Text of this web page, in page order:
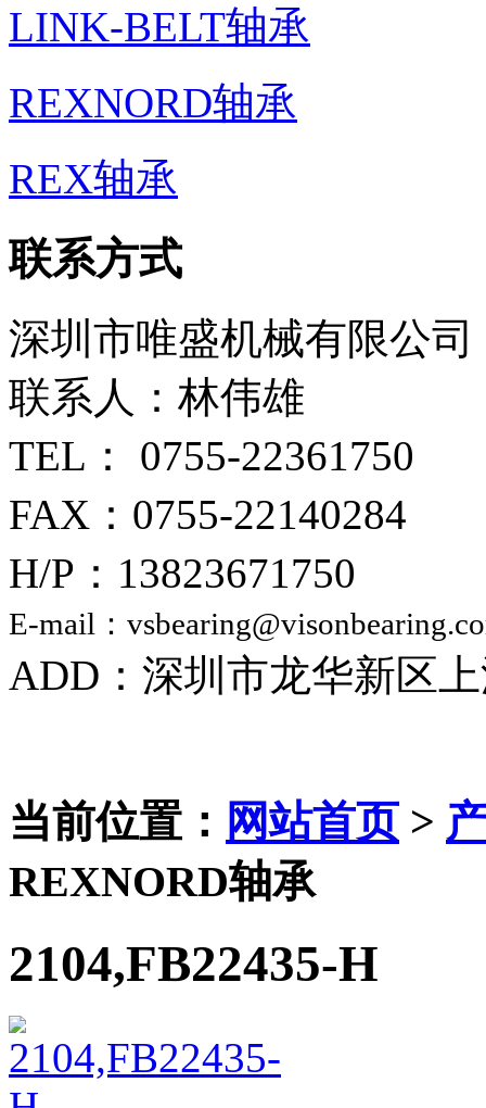
LINK-BELT轴承
REXNORD轴承
REX轴承
联系方式
深圳市唯盛机械有限公司
联系人：林伟雄
TEL： 0755-22361750
FAX：0755-22140284
H/P：13823671750
E-mail：
ADD：深圳市龙华新区
当前位置： 网站首页>
REXNORD轴承
2104,FB22435-H